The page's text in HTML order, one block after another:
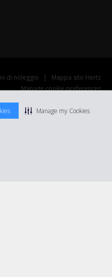
Manage my Cookies
di noleggio |
Mappa sito Hertz
Manage cookie preferences